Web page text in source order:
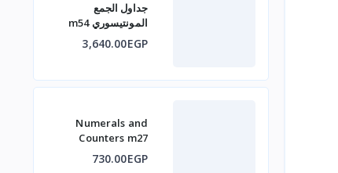
جداول الجمع
المونتيسوري m54
3,640.00EGP
Numerals and
Counters m27
730.00EGP